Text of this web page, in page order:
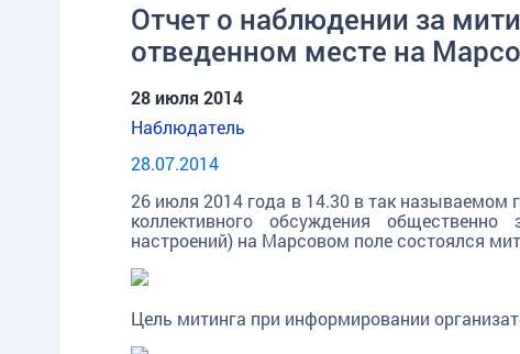
Отчет о наблюдении за
отведенном месте на
28 июля 2014
Наблюдатель
28.07.2014
26 июля 2014 года в 14.30 в так называемом
коллективного обсуждения
настроений) на Марсовом поле состоялся
Цель митинга при информировании